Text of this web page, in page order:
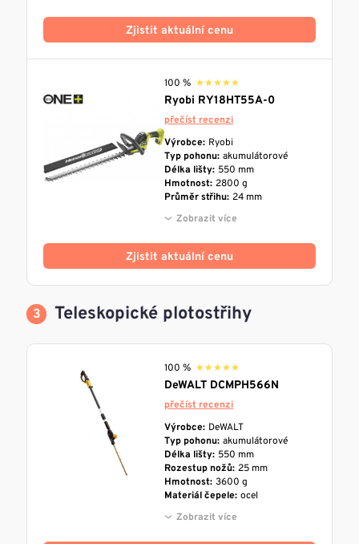
Zjistit aktuální cenu
100 % ★★★★★
★★★★★
Ryobi RY18HT55A-0
přečíst recenzi
Výrobce: Ryobi
Typ pohonu: akumulátorové
Délka lišty: 550 mm
Hmotnost: 2800 g
Průměr střihu: 24 mm
Zobrazit více
Zjistit aktuální cenu
Teleskopické plotostřihy
100 % ★★★★★
★★★★★
DeWALT DCMPH566N
přečíst recenzi
Výrobce: DeWALT
Typ pohonu: akumulátorové
Délka lišty: 550 mm
Rozestup nožů: 25 mm
Hmotnost: 3600 g
Materiál čepele: ocel
Zobrazit více